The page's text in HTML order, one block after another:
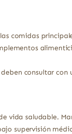
comidas
consultar con
vida saludable.
supervisión